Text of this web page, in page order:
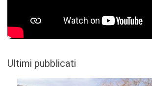
Ultimi pubblicati